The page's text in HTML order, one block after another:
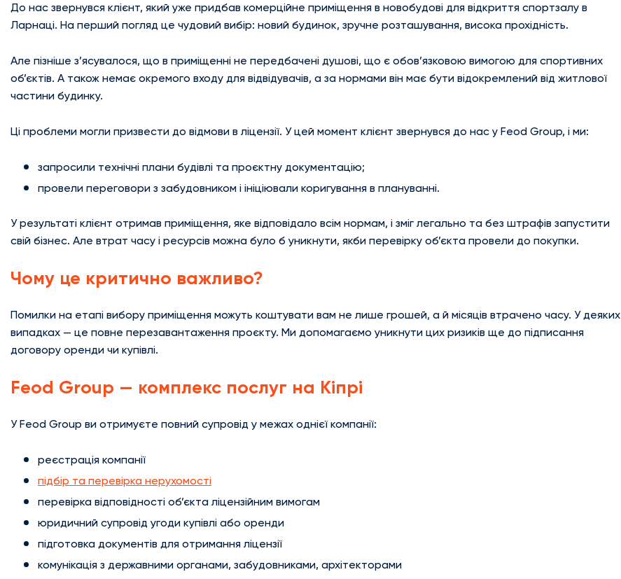
До нас звернувся клієнт, який уже придбав комерційне приміщення в новобудові для відкриття спортзалу в
Ларнаці. На перший погляд це чудовий вибір: новий будинок, зручне розташування, висока прохідність.
Але пізніше з’ясувалося, що в приміщенні не передбачені душові, що є обов’язковою вимогою для спортивних
об’єктів. А також немає окремого входу для відвідувачів, а за нормами він має бути відокремлений від житлової
частини будинку.
Ці проблеми могли призвести до відмови в ліцензії. У цей момент клієнт звернувся до нас у Feod Group, і ми:
запросили технічні плани будівлі та проєктну документацію;
провели переговори з забудовником і ініціювали коригування в плануванні.
У результаті клієнт отримав приміщення, яке відповідало всім нормам, і зміг легально та без штрафів запустити
свій бізнес. Але втрат часу і ресурсів можна було б уникнути, якби перевірку об’єкта провели до покупки.
Чому це критично важливо?
Помилки на етапі вибору приміщення можуть коштувати вам не лише грошей, а й місяців втрачено часу. У деяких
випадках — це повне перезавантаження проєкту. Ми допомагаємо уникнути цих ризиків ще до підписання
договору оренди чи купівлі.
Feod Group — комплекс послуг на Кіпрі
У Feod Group ви отримуєте повний супровід у межах однієї компанії:
реєстрація компанії
підбір та перевірка нерухомості
перевірка відповідності об’єкта ліцензійним вимогам
юридичний супровід угоди купівлі або оренди
підготовка документів для отримання ліцензії
комунікація з державними органами, забудовниками, архітекторами